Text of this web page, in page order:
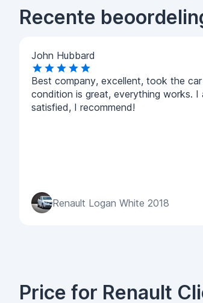
Recente
John Hubbard
Best company, excellent, took the
condition is great, everything works. I
satisfied, I recommend!
Renault Logan White 2018
Price for Renault